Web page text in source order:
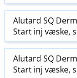
Alutard SQ
Start inj væske,
Alutard SQ
Start inj væske,